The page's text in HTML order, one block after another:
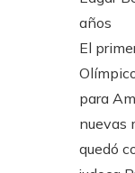
años
El
para
nuevas
quedó